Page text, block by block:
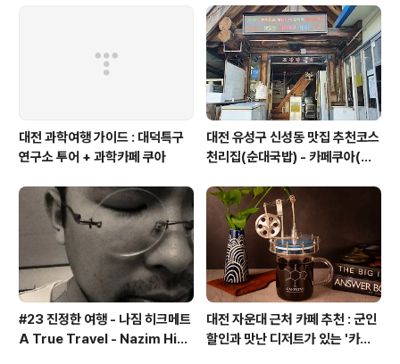
우리 프로젝트와 협업하고 있는 단체와 기관은 -Global E
ntrepreneurship Week -G20 Young Entreprene
대전 과학여행 가이드 : 대덕특구
연구소 투어 + 과학카페 쿠아
대전 유성구 신성동 맛집 추천코스
천리집(순대국밥) - 카페쿠아(커
#23 진정한 여행 - 나짐 히크메트
A True Travel - Nazim Hik
대전 자운대 근처 카페 추천 : 군인
할인과 맛난 디저트가 있는 '카페